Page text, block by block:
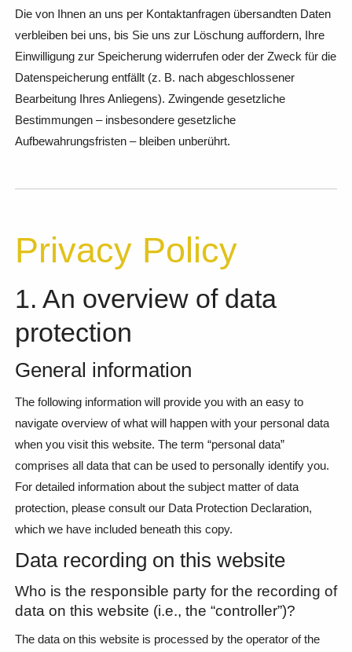
Die von Ihnen an uns per Kontaktanfragen übersandten Daten
verbleiben bei uns, bis Sie uns zur Löschung auffordern, Ihre
Einwilligung zur Speicherung widerrufen oder der Zweck für die
Datenspeicherung entfällt (z. B. nach abgeschlossener
Bearbeitung Ihres Anliegens). Zwingende gesetzliche
Bestimmungen – insbesondere gesetzliche
Aufbewahrungsfristen – bleiben unberührt.
Privacy Policy
1. An overview of data
protection
General information
The following information will provide you with an easy to
navigate overview of what will happen with your personal data
when you visit this website. The term “personal data”
comprises all data that can be used to personally identify you.
For detailed information about the subject matter of data
protection, please consult our Data Protection Declaration,
which we have included beneath this copy.
Data recording on this website
Who is the responsible party for the recording of
data on this website (i.e., the “controller”)?
The data on this website is processed by the operator of the